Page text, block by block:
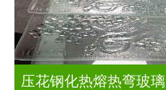
压花钢化热熔热弯玻璃